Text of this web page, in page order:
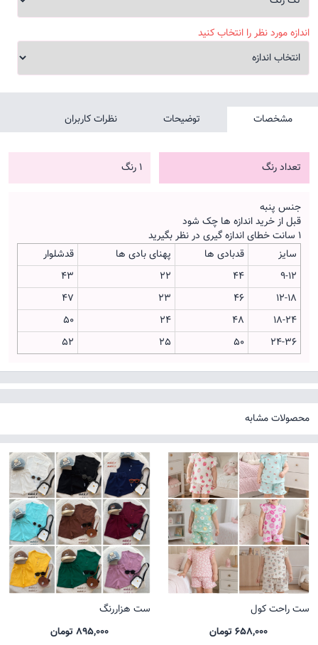
اندازه مورد نظر را انتخاب کنید
مشخصات توضیحات نظرات کاربران
تعداد رنگ 1 رنگ
جنس پنبه
قبل از خرید اندازه ها چک شود
1 سانت خطای اندازه گیری در نظر بگیرید
سایز
قدبادی ها پهنای بادی ها
قدشلوار
9-12
44
22
43
12-18
46
23
47
18-24
48
24
50
24-36
50
25
52
محصولات مشابه
ست راحت کول
658,000 تومان
ست هزاررنگ
895,000 تومان